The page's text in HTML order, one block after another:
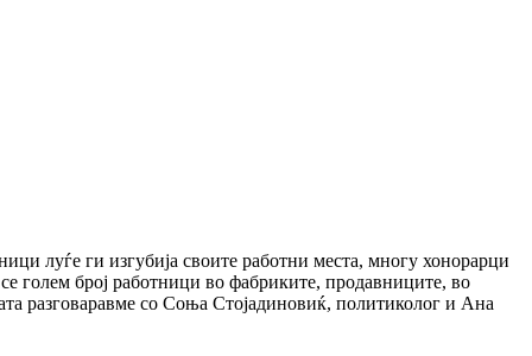
луѓе ги изгубија своите работни места, многу хонорарци
голем број работници во фабриките, продавниците, во
разговаравме со Соња Стојадиновиќ, политиколог и Ана